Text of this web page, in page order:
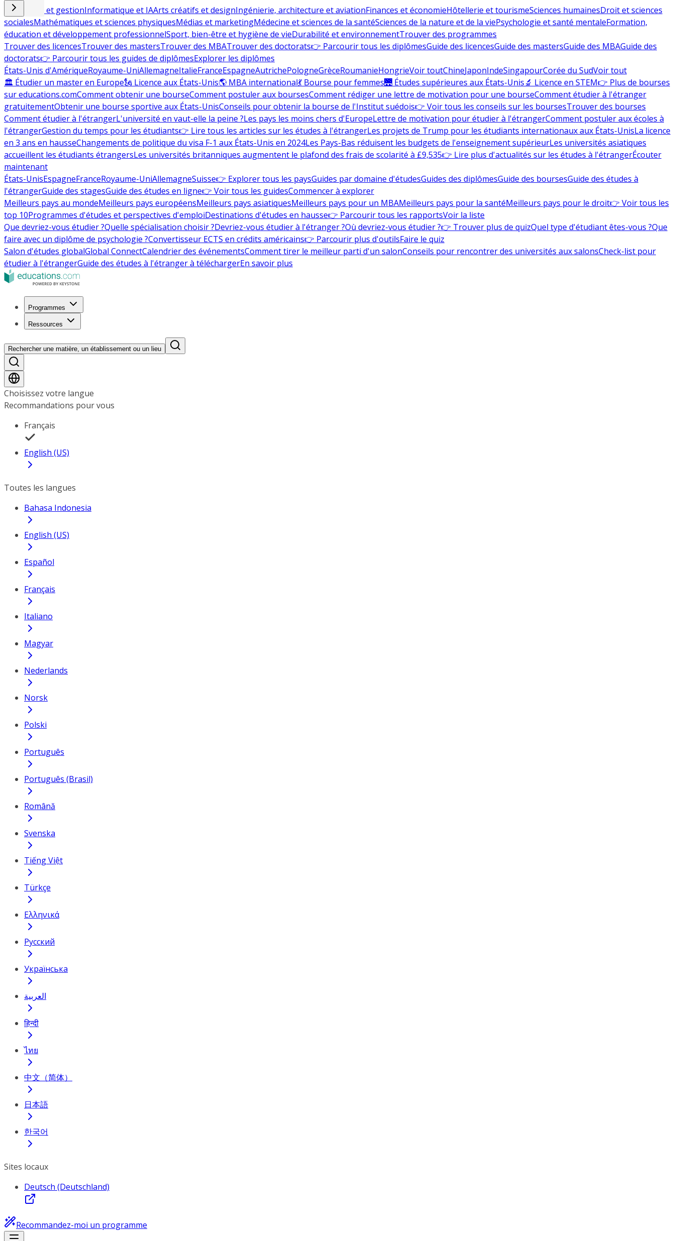
Commerce et gestionInformatique et IAArts créatifs et designIngénierie, architecture et aviationFinances et économieHôtellerie et tourismeSciences humainesDroit et sciences
socialesMathématiques et sciences physiquesMédias et marketingMédecine et sciences de la santéSciences de la nature et de la viePsychologie et santé mentaleFormation,
éducation et développement professionnelSport, bien-être et hygiène de vieDurabilité et environnementTrouver des programmes
Trouver des licencesTrouver des mastersTrouver des MBATrouver des doctorats👉 Parcourir tous les diplômesGuide des licencesGuide des mastersGuide des MBAGuide des
doctorats👉 Parcourir tous les guides de diplômesExplorer les diplômes
États-Unis d'AmériqueRoyaume-UniAllemagneItalieFranceEspagneAutrichePologneGrèceRoumanieHongrieVoir toutChineJaponIndeSingapourCorée du SudVoir tout
🏛 Étudier un master en Europe🗽 Licence aux États-Unis🌎 MBA international💃 Bourse pour femmes🌉 Études supérieures aux États-Unis🔬 Licence en STEM👉 Plus de bourses
sur educations.comComment obtenir une bourseComment postuler aux boursesComment rédiger une lettre de motivation pour une bourseComment étudier à l'étranger
gratuitementObtenir une bourse sportive aux États-UnisConseils pour obtenir la bourse de l'Institut suédois👉 Voir tous les conseils sur les boursesTrouver des bourses
Comment étudier à l'étrangerL'université en vaut-elle la peine ?Les pays les moins chers d'EuropeLettre de motivation pour étudier à l'étrangerComment postuler aux écoles à
l'étrangerGestion du temps pour les étudiants👉 Lire tous les articles sur les études à l'étrangerLes projets de Trump pour les étudiants internationaux aux États-UnisLa licence
en 3 ans en hausseChangements de politique du visa F-1 aux États-Unis en 2024Les Pays-Bas réduisent les budgets de l'enseignement supérieurLes universités asiatiques
accueillent les étudiants étrangersLes universités britanniques augmentent le plafond des frais de scolarité à £9,535👉 Lire plus d'actualités sur les études à l'étrangerÉcouter
maintenant
États-UnisEspagneFranceRoyaume-UniAllemagneSuisse👉 Explorer tous les paysGuides par domaine d'étudesGuides des diplômesGuide des boursesGuide des études à
l'étrangerGuide des stagesGuide des études en ligne👉 Voir tous les guidesCommencer à explorer
Meilleurs pays au mondeMeilleurs pays européensMeilleurs pays asiatiquesMeilleurs pays pour un MBAMeilleurs pays pour la santéMeilleurs pays pour le droit👉 Voir tous les
top 10Programmes d'études et perspectives d'emploiDestinations d'études en hausse👉 Parcourir tous les rapportsVoir la liste
Que devriez-vous étudier ?Quelle spécialisation choisir ?Devriez-vous étudier à l'étranger ?Où devriez-vous étudier ?👉 Trouver plus de quizQuel type d'étudiant êtes-vous ?Que
faire avec un diplôme de psychologie ?Convertisseur ECTS en crédits américains👉 Parcourir plus d'outilsFaire le quiz
Salon d'études globalGlobal ConnectCalendrier des événementsComment tirer le meilleur parti d'un salonConseils pour rencontrer des universités aux salonsCheck-list pour
étudier à l'étrangerGuide des études à l'étranger à téléchargerEn savoir plus
Programmes
Ressources
Rechercher une matière, un établissement ou un lieu
Choisissez votre langue
Recommandations pour vous
Français
English (US)
Toutes les langues
Bahasa Indonesia
English (US)
Español
Français
Italiano
Magyar
Nederlands
Norsk
Polski
Português
Português (Brasil)
Română
Svenska
Tiếng Việt
Türkçe
Ελληνικά
Русский
Українська
العربية
हिन्दी
ไทย
中文（简体）
日本語
한국어
Sites locaux
Deutsch (Deutschland)
Recommandez-moi un programme